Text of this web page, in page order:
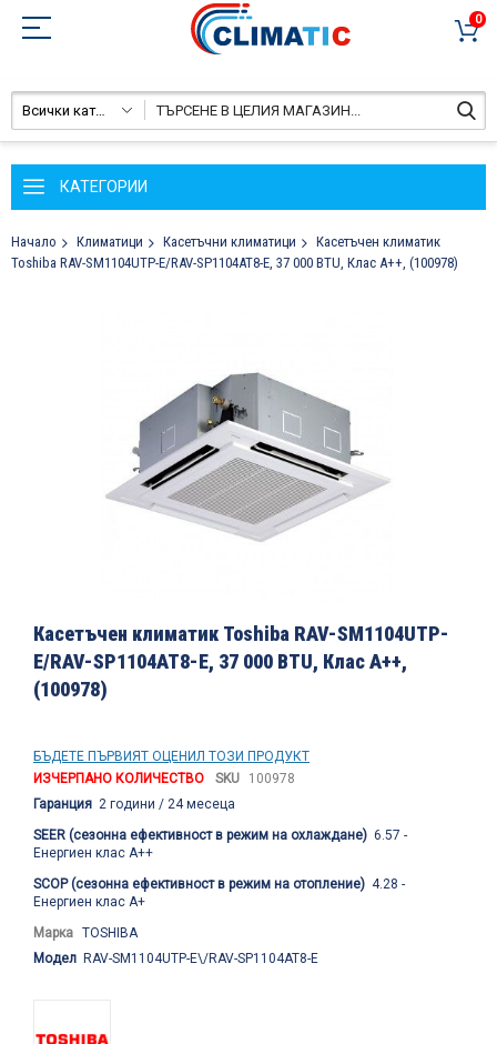
0
Всички категории
КАТЕГОРИИ
Начало Климатици Касетъчни климатици
Касетъчен климатик
Toshiba RAV-SM1104UTP-E/RAV-SP1104AT8-E, 37 000 BTU, Клас A++, (100978)
към
на
галерия
със
Касетъчен климатик Toshiba RAV-SM1104UTP-
E/RAV-SP1104AT8-E, 37 000 BTU, Клас A++,
(100978)
БЪДЕТЕ ПЪРВИЯТ ОЦЕНИЛ ТОЗИ ПРОДУКТ
ИЗЧЕРПАНО КОЛИЧЕСТВО
SKU
100978
Гаранция 2 години / 24 месеца
SEER (сезонна ефективност в режим на охлаждане) 6.57 -
Енергиен клас А++
SCOP (сезонна ефективност в режим на отопление) 4.28 -
Енергиен клас А+
Марка TOSHIBA
Модел RAV-SM1104UTP-E\/RAV-SP1104AT8-E